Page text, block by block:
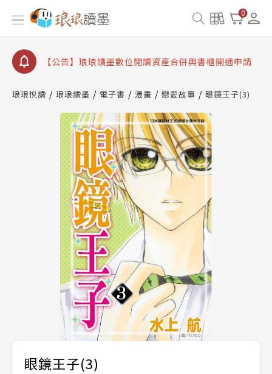
0
【公告】因 Readmoo 讀墨系統維護中，本站同步暫
停部分閱讀服務
【公告】琅琅讀墨數位閱讀資產合併與書櫃開通申請
【公告】琅琅讀墨書櫃開通常見問題
請圖文教學
查詢
【公告】因 Readmoo 讀墨系統維護中，本站同步暫
停部分閱讀服務
琅琅悅讀 琅琅讀墨 電子書 漫畫 戀愛故事 眼鏡王子(3)
眼鏡王子(3)